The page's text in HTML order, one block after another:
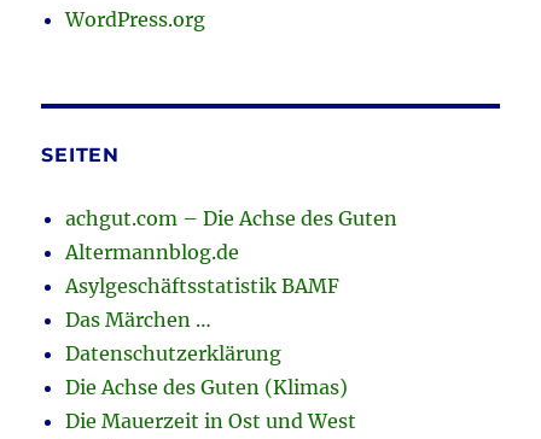
WordPress.org
SEITEN
achgut.com – Die Achse des Guten
Altermannblog.de
Asylgeschäftsstatistik BAMF
Das Märchen …
Datenschutzerklärung
Die Achse des Guten (Klimas)
Die Mauerzeit in Ost und West